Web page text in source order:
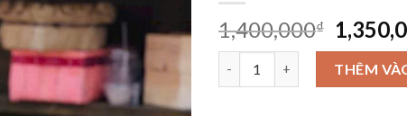
1,400,000₫
Giá
gốc
là:
Giỏ Trái Cây Sang Trọng -TC54
THÊM